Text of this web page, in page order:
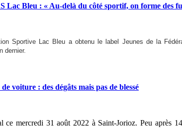
Lac Bleu : « Au-delà du côté sportif, on forme des
Sportive Lac Bleu a obtenu le label Jeunes de la
dernier.
voiture : des dégâts mais pas de blessé
ce mercredi 31 août 2022 à Saint-Jorioz. Peu après